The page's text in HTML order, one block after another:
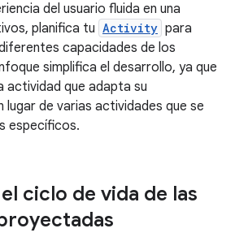
del usuario fluida en una
planifica tu Activity para
capacidades de los
simplifica el desarrollo, ya que
actividad que adapta su
de varias actividades que se
específicos.
ciclo de vida de las